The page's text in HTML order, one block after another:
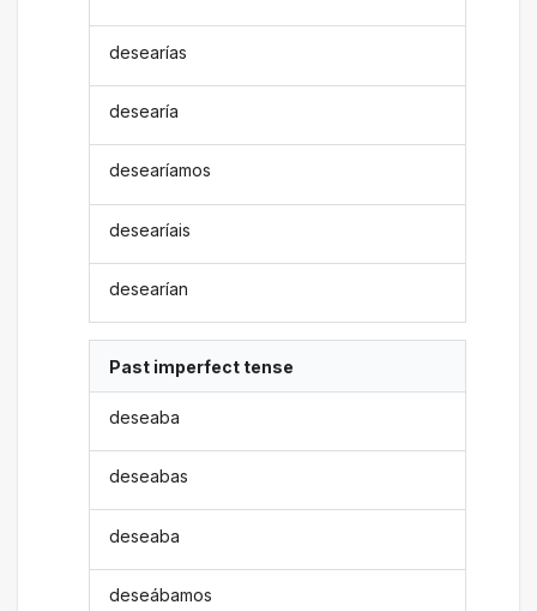
desearías
desearía
desearíamos
desearíais
desearían
Past imperfect tense
deseaba
deseabas
deseaba
deseábamos